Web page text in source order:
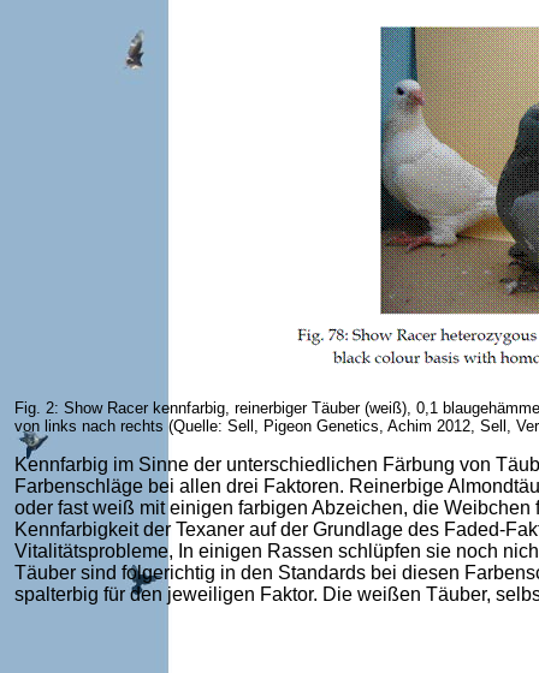
Fig. 2: Show Racer kennfarbig, reinerbiger Täuber (weiß), 0,1
von links nach rechts (Quelle: Sell, Pigeon Genetics, Achim 2012, Sell,
Kennfarbig im Sinne der unterschiedlichen Färbung von
Farbenschläge bei allen drei Faktoren. Reinerbige
oder fast weiß mit einigen farbigen Abzeichen, die
Kennfarbigkeit der Texaner auf der Grundlage des Faded-
Vitalitätsprobleme, In einigen Rassen schlüpfen sie noch
Täuber sind folgerichtig in den Standards bei diesen
spalterbig für den jeweiligen Faktor. Die weißen Täuber,